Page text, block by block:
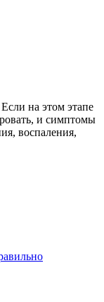
на этом этапе
и симптомы
воспаления,